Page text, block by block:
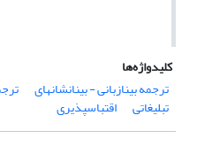
کلیدواژه‌ها
ترجمه بینازبانی - بینانشانه‏ای
تبلیغاتی اقتباس‏پذیری